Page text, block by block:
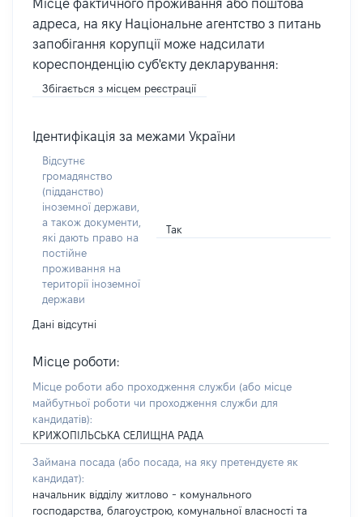
Місце фактичного проживання або поштова
адреса, на яку Національне агентство з питань
запобігання корупції може надсилати
кореспонденцію суб'єкту декларування:
Збігається з місцем реєстрації
Ідентифікація за межами України
Відсутнє
громадянство
(підданство)
іноземної держави,
а також документи,
які дають право на
постійне
проживання на
території іноземної
держави
Так
Дані відсутні
Місце роботи:
Місце роботи або проходження служби (або місце
майбутньої роботи чи проходження служби для
кандидатів):
КРИЖОПІЛЬСЬКА СЕЛИЩНА РАДА
Займана посада (або посада, на яку претендуєте як
кандидат):
начальник відділу житлово - комунального
господарства, благоустрою, комунальної власності та